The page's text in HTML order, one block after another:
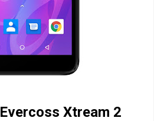
Evercoss Xtream 2